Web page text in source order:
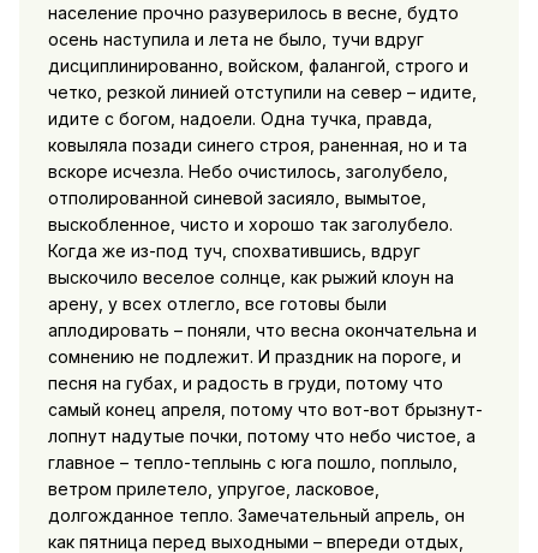
население прочно разуверилось в весне, будто
осень наступила и лета не было, тучи вдруг
дисциплинированно, войском, фалангой, строго и
четко, резкой линией отступили на север – идите,
идите с богом, надоели. Одна тучка, правда,
ковыляла позади синего строя, раненная, но и та
вскоре исчезла. Небо очистилось, заголубело,
отполированной синевой засияло, вымытое,
выскобленное, чисто и хорошо так заголубело.
Когда же из-под туч, спохватившись, вдруг
выскочило веселое солнце, как рыжий клоун на
арену, у всех отлегло, все готовы были
аплодировать – поняли, что весна окончательна и
сомнению не подлежит. И праздник на пороге, и
песня на губах, и радость в груди, потому что
самый конец апреля, потому что вот-вот брызнут-
лопнут надутые почки, потому что небо чистое, а
главное – тепло-теплынь с юга пошло, поплыло,
ветром прилетело, упругое, ласковое,
долгожданное тепло. Замечательный апрель, он
как пятница перед выходными – впереди отдых,